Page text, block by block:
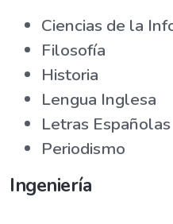
Ciencias de la
Filosofía
Historia
Lengua Inglesa
Letras Españolas
Periodismo
Ingeniería